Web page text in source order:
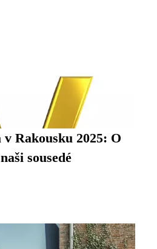
Rakousku 2025: O
sousedé